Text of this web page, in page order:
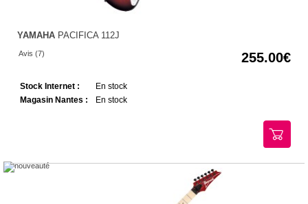
YAMAHA PACIFICA 112J
Avis (7) 255.00
Stock Internet :
En stock
Magasin Nantes :
En stock